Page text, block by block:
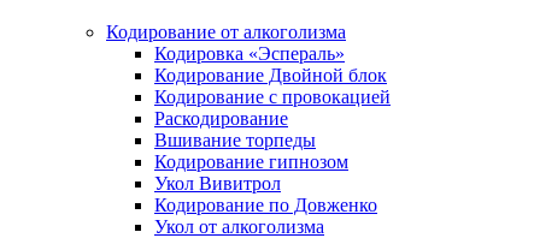
Кодирование от алкоголизма
Кодировка «Эспераль»
Кодирование Двойной блок
Кодирование с провокацией
Раскодирование
Вшивание торпеды
Кодирование гипнозом
Укол Вивитрол
Кодирование по Довженко
Укол от алкоголизма